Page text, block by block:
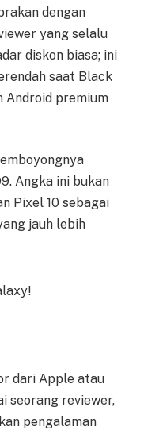
dengan
yang selalu
diskon biasa; ini
saat Black
Android premium
Angka ini bukan
Pixel 10 sebagai
jauh lebih
dari Apple atau
seorang reviewer,
pengalaman